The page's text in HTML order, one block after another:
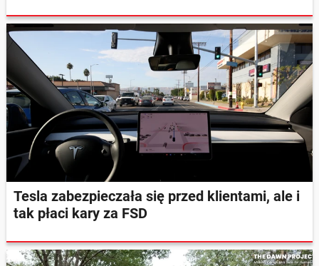
Tesla zabezpieczała się przed klientami, ale i
tak płaci kary za FSD